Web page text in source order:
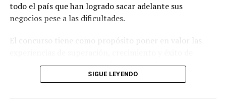
SIGUIENTE POST
Todo lo que necesitas saber sobre el pago de
gratificación por Fiestas Patrias
ANTERIOR POST
de empresas en pandemia
todo el país que han logrado sacar adelante sus
negocios pese a las dificultades.
El concurso tiene como propósito poner en valor las
emprendedores peruanos, destacando el impacto que
sus negocios generan en sus familias, comunidades y en
Arequipa busca inspirar a más peruanos a emprender y
SIGUE LEYENDO